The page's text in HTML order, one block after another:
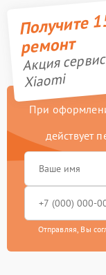
Получите
ремонт
Акция
Xiaomi
При
действует
Отправляя, Вы